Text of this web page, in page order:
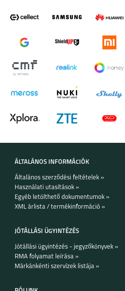
IPHONE 17 PRO MAX IPHONE 17 PRO
IPHONE 17 IPHONE 16E
IPHONE 16 PLUS IPHONE 16 PRO
IPHONE 15 PRO MAX
ÁLTALÁNOS INFORMÁCIÓK
Általános szerződési feltételek »
Használati utasítások »
Egyéb letölthető dokumentumok »
XML árlista / termékinformáció »
JÓTÁLLÁSI ÜGYINTÉZÉS
Jótállási ügyintézés - jegyzőkönyvek »
RMA folyamat leírása »
Márkánkénti szervízek listája »